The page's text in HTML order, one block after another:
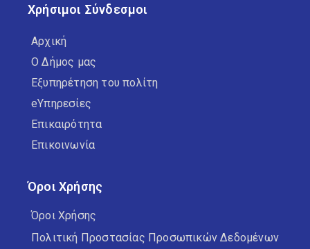
Χρήσιμοι Σύνδεσμοι
Αρχική
Ο Δήμος μας
Εξυπηρέτηση του πολίτη
eΥπηρεσίες
Επικαιρότητα
Επικοινωνία
Όροι Χρήσης
Όροι Χρήσης
Πολιτική Προστασίας Προσωπικών Δεδομένων